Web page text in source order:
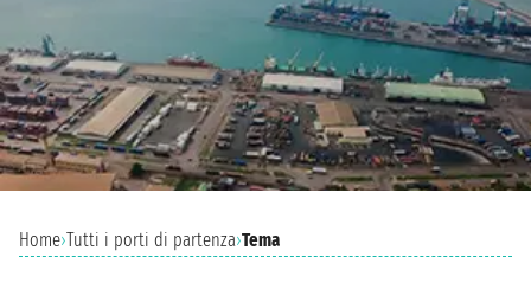
Home›Tutti i porti di partenza›Tema